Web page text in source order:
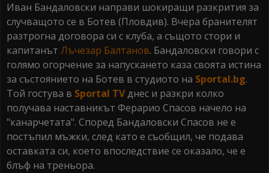
Иван Бандаловски направи шокиращи разкрития за
случващото се в Ботев (Пловдив). Вчера бранителят
разтрогна договора си с клуба, а същото стори и
капитанът Лъчезар Балтанов. Бандаловски говори с
голямо огорчение за напускането каза своята истина
за състоянието на Ботев в студиото на Sportal.bg.
Той гостува в Sportal TVднес и разкри колко
получава наставникът Ферарио Спасов начело на
"канарчетата". Според Бандаловски Спасов не е
постъпил мъжки, след като е съобщил, че подава
оставката си, което впоследствие се оказало, че е
блъф на треньора.